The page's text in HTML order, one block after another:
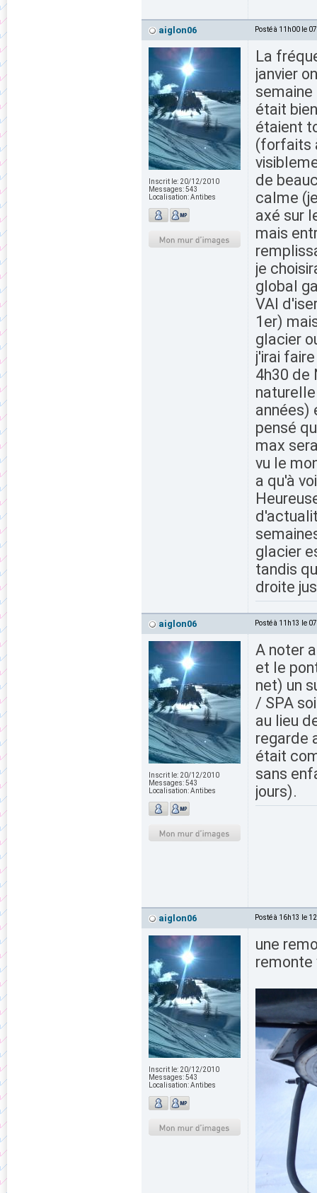
aiglon06 Posté à 11h00 le
Inscrit le: 20/12/2010
Messages:543
Localisation:Antibes
La
janvier
était
étaient
(forfaits
de
calme
axé sur
mais
je
global
VAl
1er)
glacier
j'irai
4h30 de
années)
pensé
max
vu le
a qu'à
glacier
tandis
droite
aiglon06 Posté à 11h13 le
Inscrit le: 20/12/2010
Messages:543
Localisation:Antibes
A noter
et le
net) un
/ SPA
au lieu
regarde
était
sans
jours).
aiglon06 Posté à 16h13 le
Inscrit le: 20/12/2010
Messages:543
Localisation:Antibes
une
remonte